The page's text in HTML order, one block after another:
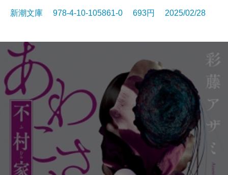
新潮文庫 978-4-10-105861-0 693円 2025/02/28